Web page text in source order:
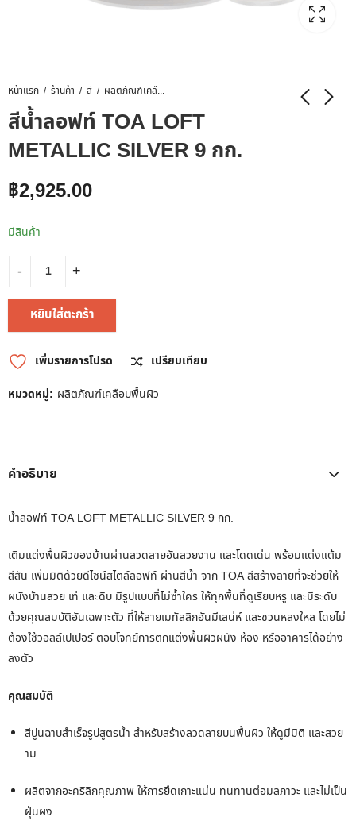
หน้าแรก ร้านค้า สี ผลิตภัณฑ์เคลือบพื้นผิว
สีน้ำลอฟท์ TOA LOFT
METALLIC SILVER 9 กก.
฿2,925.00
มีสินค้า
หยิบใส่ตะกร้า
เพิ่มรายการโปรด
เปรียบเทียบ
หมวดหมู่: ผลิตภัณฑ์เคลือบพื้นผิว
คำอธิบาย
น้ำลอฟท์ TOA LOFT METALLIC SILVER 9 กก.
เติมแต่งพื้นผิวของบ้านผ่านลวดลายอันสวยงาน และโดดเด่น พร้อมแต่งแต้ม
สีสัน เพิ่มมิติด้วยดีไซน์สไตล์ลอฟท์ ผ่านสีน้ำ จาก TOA สีสร้างลายที่จะช่วยให้
ผนังบ้านสวย เท่ และดิบ มีรูปแบบที่ไม่ซ้ำใคร ให้ทุกพื้นที่ดูเรียบหรู และมีระดับ
ด้วยคุณสมบัติอันเฉพาะตัว ที่ให้ลายเมทัลลิกอันมีเสน่ห์ และชวนหลงใหล โดยไม่
ต้องใช้วอลล์เปเปอร์ ตอบโจทย์การตกแต่งพื้นผิวผนัง ห้อง หรืออาคารได้อย่าง
ลงตัว
คุณสมบัติ
สีปูนฉาบสำเร็จรูปสูตรน้ำ สำหรับสร้างลวดลายบนพื้นผิว ให้ดูมีมิติ และสวย
าม
ผลิตจากอะคริลิกคุณภาพ ให้การยึดเกาะแน่น ทนทานต่อมลภาวะ และไม่เป็น
ฝุ่นผง